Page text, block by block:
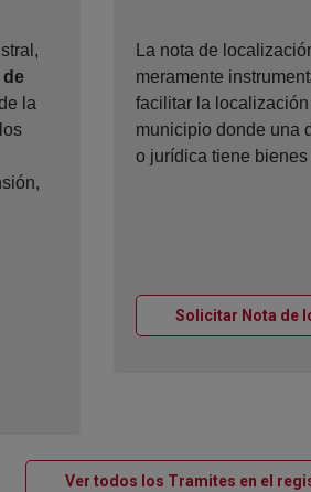
de
la
La nota de
meramente
facilitar la
municipio donde una
o jurídica tiene
Solicitar Nota de
Ver todos los Tramites en el